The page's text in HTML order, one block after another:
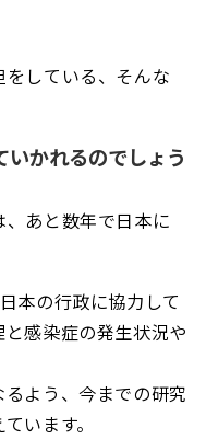
している、そんな
かれるのでしょう
、あと数年で日本に
本の行政に協力して
感染症の発生状況や
よう、今までの研究
います。